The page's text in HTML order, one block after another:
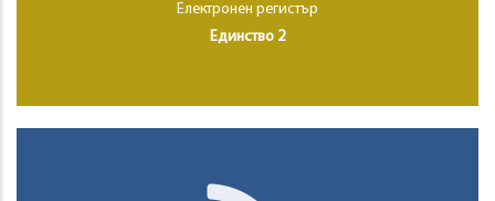
Електронен регистър
Единство 2